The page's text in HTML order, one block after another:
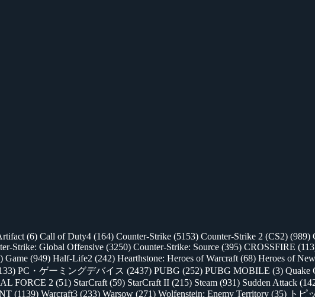
(6) Call of Duty4 (164) Counter-Strike (5153) Counter-Strike 2 (CS2) (989)
Strike: Global Offensive (3250) Counter-Strike: Source (395) CROSSFIRE
Game (949) Half-Life2 (242) Hearthstone: Heroes of Warcraft (68) Heroes of
PC・ゲーミングデバイス (2437) PUBG (252) PUBG MOBILE (3) Quake
FORCE 2 (51) StarCraft (59) StarCraft II (215) Steam (931) Sudden Attack
(1139) Warcraft3 (233) Warsow (271) Wolfenstein: Enemy Territory (35) トピ